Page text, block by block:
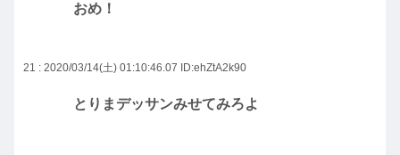
おめ！
21 : 2020/03/14(土) 01:10:46.07 ID:ehZtA2k90
とりまデッサンみせてみろよ